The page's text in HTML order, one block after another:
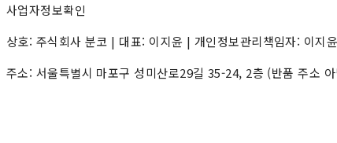
사업자정보확인
상호: 주식회사 분코 | 대표: 이지윤 | 개인정보관리책임자: 이
주소: 서울특별시 마포구 성미산로29길 35-24, 2층 (반품 주소